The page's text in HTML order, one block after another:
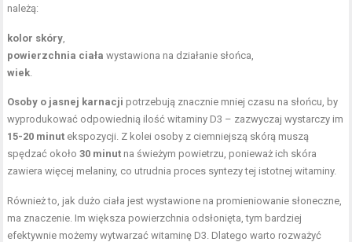
należą:
kolor skóry
powierzchnia ciała wystawiona na działanie słońca,
wiek
Osoby o jasnej karnacji potrzebują znacznie mniej czasu na słońcu, by
wyprodukować odpowiednią ilość witaminy D3 – zazwyczaj wystarczy im
15-20 minut ekspozycji. Z kolei osoby z ciemniejszą skórą muszą
spędzać około30 minut na świeżym powietrzu, ponieważ ich skóra
zawiera więcej melaniny, co utrudnia proces syntezy tej istotnej witaminy.
Również to, jak dużo ciała jest wystawione na promieniowanie słoneczne,
ma znaczenie. Im większa powierzchnia odsłonięta, tym bardziej
efektywnie możemy wytwarzać witaminę D3. Dlatego warto rozważyć